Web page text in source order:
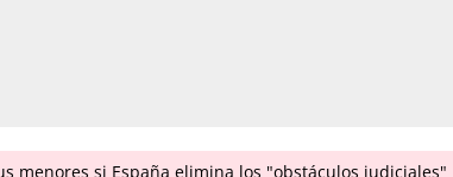
menores si España elimina los "obstáculos judiciales"